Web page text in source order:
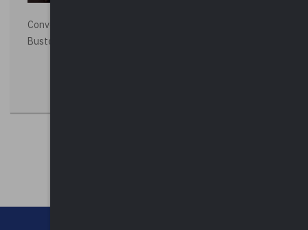
Convegno “La Polizia Locale per la sicurezza della città”,
Busto Arsizio